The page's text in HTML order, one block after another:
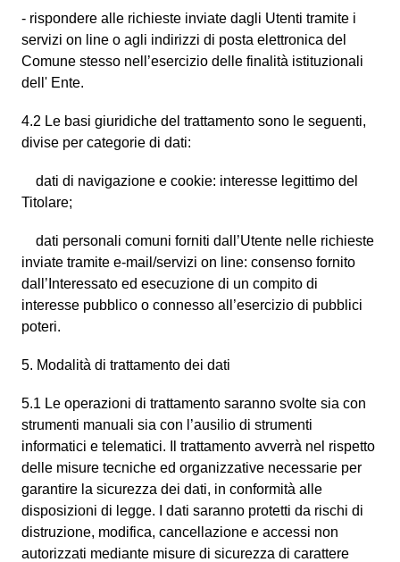
- rispondere alle richieste inviate dagli Utenti tramite i
servizi on line o agli indirizzi di posta elettronica del
Comune stesso nell’esercizio delle finalità istituzionali
dell' Ente.
4.2 Le basi giuridiche del trattamento sono le seguenti,
divise per categorie di dati:
dati di navigazione e cookie: interesse legittimo del
Titolare;
dati personali comuni forniti dall’Utente nelle richieste
inviate tramite e-mail/servizi on line: consenso fornito
dall’Interessato ed esecuzione di un compito di
interesse pubblico o connesso all’esercizio di pubblici
poteri.
5. Modalità di trattamento dei dati
5.1 Le operazioni di trattamento saranno svolte sia con
strumenti manuali sia con l’ausilio di strumenti
informatici e telematici. Il trattamento avverrà nel rispetto
delle misure tecniche ed organizzative necessarie per
garantire la sicurezza dei dati, in conformità alle
disposizioni di legge. I dati saranno protetti da rischi di
distruzione, modifica, cancellazione e accessi non
autorizzati mediante misure di sicurezza di carattere